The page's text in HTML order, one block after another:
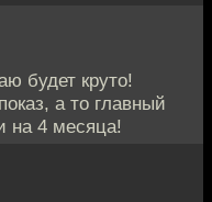
будет круто!
а то главный
на 4 месяца!